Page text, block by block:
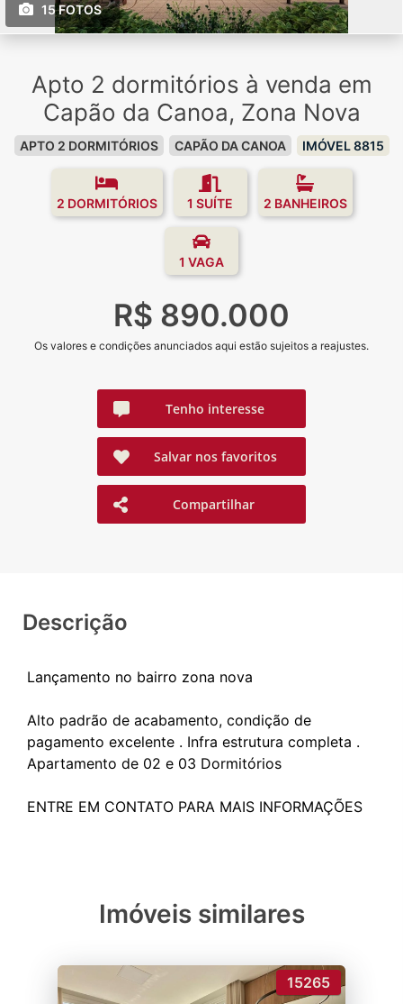
15 FOTOS
Apto 2 dormitórios à venda em
Capão da Canoa, Zona Nova
APTO 2 DORMITÓRIOS CAPÃO DA CANOA IMÓVEL 8815
2 DORMITÓRIOS 1 SUÍTE 2 BANHEIROS
1 VAGA
R$ 890.000
Os valores e condições anunciados aqui estão sujeitos a reajustes.
Tenho interesse
Salvar nos favoritos
Compartilhar
Descrição
Lançamento no bairro zona nova
Alto padrão de acabamento, condição de
pagamento excelente . Infra estrutura completa .
Apartamento de 02 e 03 Dormitórios
Imóveis similares
15265